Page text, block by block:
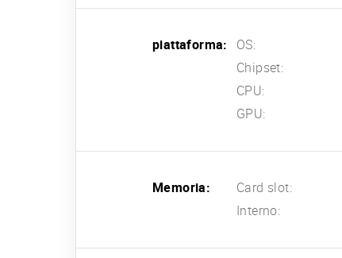
piattaforma: OS:
Chipset:
CPU:
GPU:
Memoria: Card slot:
Interno: